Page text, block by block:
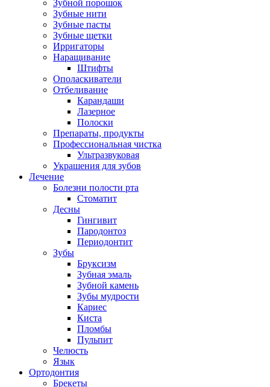
Зубной порошок
Зубные нити
Зубные пасты
Зубные щетки
Ирригаторы
Наращивание
Штифты
Ополаскиватели
Отбеливание
Карандаши
Лазерное
Полоски
Препараты, продукты
Профессиональная чистка
Ультразвуковая
Украшения для зубов
Лечение
Болезни полости рта
Стоматит
Десны
Гингивит
Пародонтоз
Периодонтит
Зубы
Бруксизм
Зубная эмаль
Зубной камень
Зубы мудрости
Кариес
Киста
Пломбы
Пульпит
Челюсть
Язык
Ортодонтия
Брекеты